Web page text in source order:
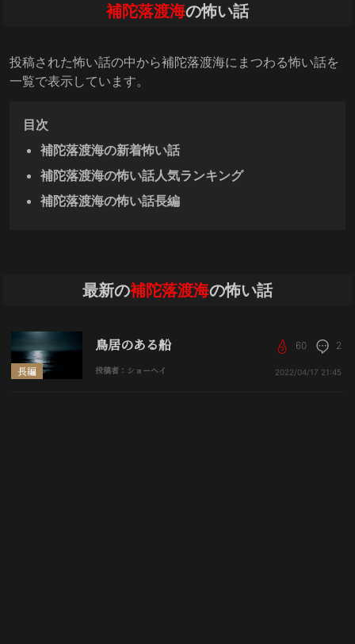
補陀落渡海の怖い話
投稿された怖い話の中から補陀落渡海にまつわる怖い話を
一覧で表示しています。
目次
補陀落渡海の新着怖い話
補陀落渡海の怖い話人気ランキング
補陀落渡海の怖い話長編
最新の補陀落渡海の怖い話
長編
鳥居のある船
投稿者：ショーヘイ
60 2
2022/04/17 21:45